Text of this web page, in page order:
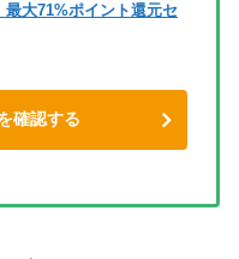
最大71%ポイント還元セ
確認する